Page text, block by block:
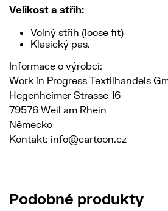
Velikost a střih:
Volný střih (loose fit)
Klasický pas.
Informace o výrobci:
Work in Progress Textilhandels
Hegenheimer Strasse 16
79576 Weil am Rhein
Německo
Kontakt: info@cartoon.cz
Podobné produkty